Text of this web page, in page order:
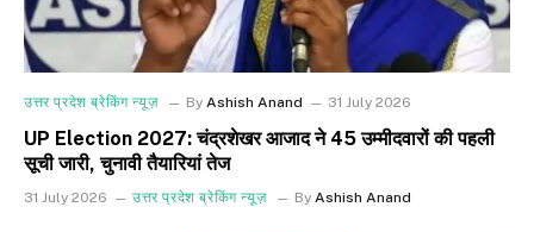
उत्तर प्रदेश ब्रेकिंग न्यूज़ By Ashish Anand 31 July 2026
UP Election 2027: चंद्रशेखर आजाद ने 45 उम्मीदवारों की पहली
सूची जारी, चुनावी तैयारियां तेज
31 July 2026 उत्तर प्रदेश ब्रेकिंग न्यूज़ By Ashish Anand